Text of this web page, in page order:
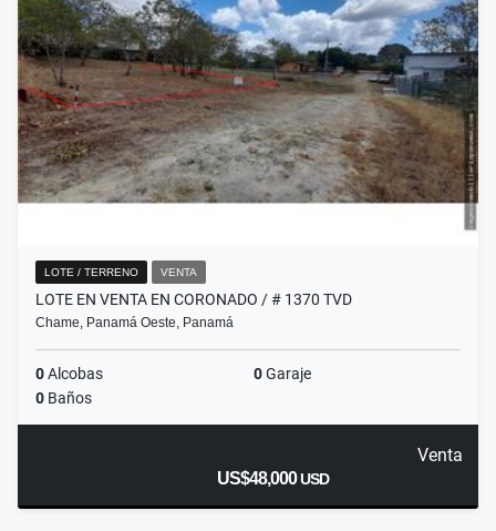
LOTE / TERRENO VENTA
LOTE EN VENTA EN CORONADO / # 1370 TVD
Chame, Panamá Oeste, Panamá
0Alcobas 0Garaje
0 Baños
Venta
US$48,000USD